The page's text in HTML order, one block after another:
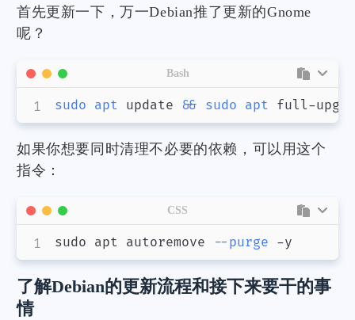
首先更新一下，万一Debian推了更新的Gnome
呢？
sudo apt update && sudo apt full-
Bash
如果你想要同时清理不必要的依赖，可以用这个
指令：
sudo apt autoremove --purge -y
CSS
了解Debian的更新流程和接下来要干的事
情